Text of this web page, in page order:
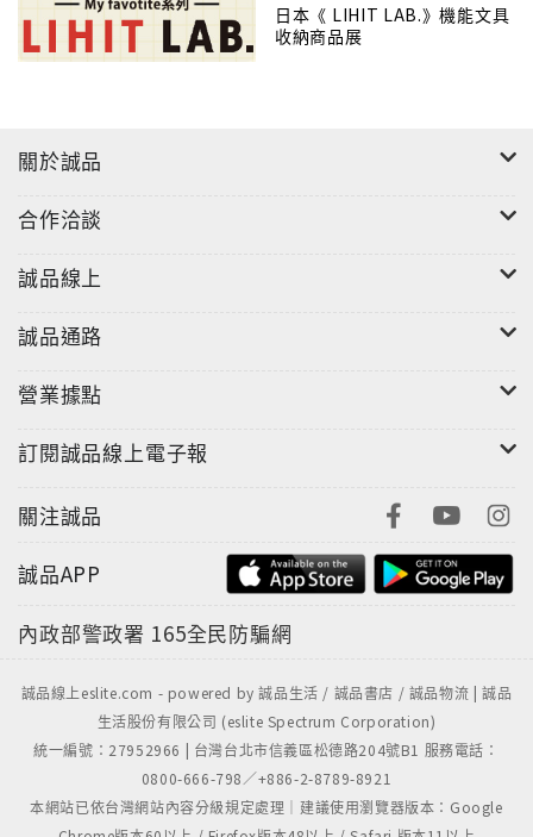
情境圖（此款商品為桔色）：
"
日本《 LIHIT LAB.》機能文具
收納商品展
關於誠品
合作洽談
誠品線上
誠品通路
營業據點
訂閱誠品線上電子報
關注誠品
誠品APP
內政部警政署 165全民防騙網
誠品線上eslite.com - powered by 誠品生活 / 誠品書店 / 誠品物流 | 誠品
生活股份有限公司 (eslite Spectrum Corporation)
統一編號：27952966 | 台灣台北市信義區松德路204號B1 服務電話：
0800-666-798／+886-2-8789-8921
本網站已依台灣網站內容分級規定處理｜建議使用瀏覽器版本：Google